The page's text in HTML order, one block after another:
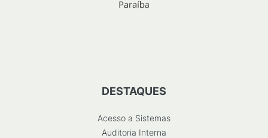
DESTAQUES
Acesso a Sistemas
Auditoria Interna